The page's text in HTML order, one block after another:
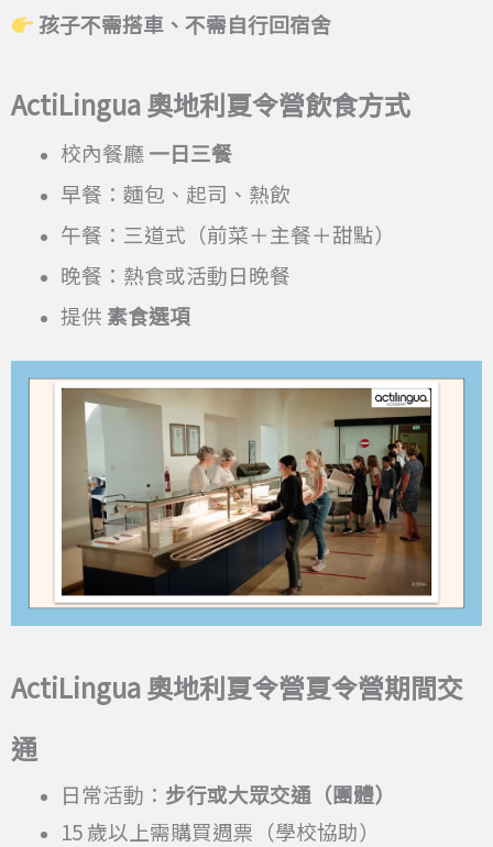
孩子不需搭車、不需自行回宿舍
ActiLingua奧地利夏令營飲食方式
校內餐廳一日三餐
早餐：麵包、起司、熱飲
午餐：三道式（前菜＋主餐＋甜點）
晚餐：熱食或活動日晚餐
提供 素食選項
ActiLingua奧地利夏令營夏令營期間交
通
日常活動： 步行或大眾交通（團體）
15 歲以上需購買週票（學校協助）